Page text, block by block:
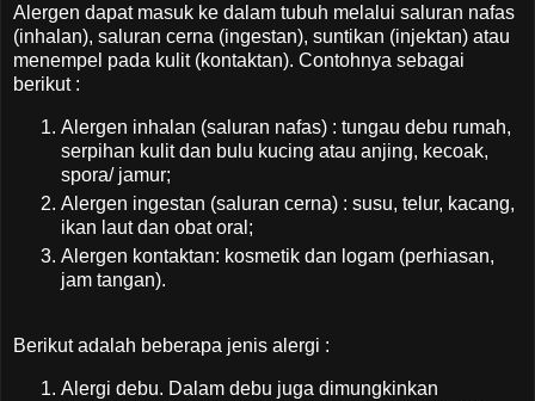
Alergen dapat masuk ke dalam tubuh melalui saluran nafas
(inhalan), saluran cerna (ingestan), suntikan (injektan) atau
menempel pada kulit (kontaktan). Contohnya sebagai
berikut :
Alergen inhalan (saluran nafas) : tungau debu rumah,
serpihan kulit dan bulu kucing atau anjing, kecoak,
spora/ jamur;
Alergen ingestan (saluran cerna) : susu, telur, kacang,
ikan laut dan obat oral;
Alergen kontaktan: kosmetik dan logam (perhiasan,
jam tangan).
Berikut adalah beberapa jenis alergi :
Alergi debu. Dalam debu juga dimungkinkan